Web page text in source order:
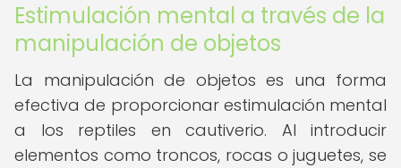
Estimulación mental a través de la
manipulación de objetos
La manipulación de objetos es una forma
efectiva de proporcionar estimulación mental
a los reptiles en cautiverio. Al introducir
elementos como troncos, rocas o juguetes, se